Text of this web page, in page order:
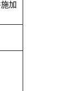
加